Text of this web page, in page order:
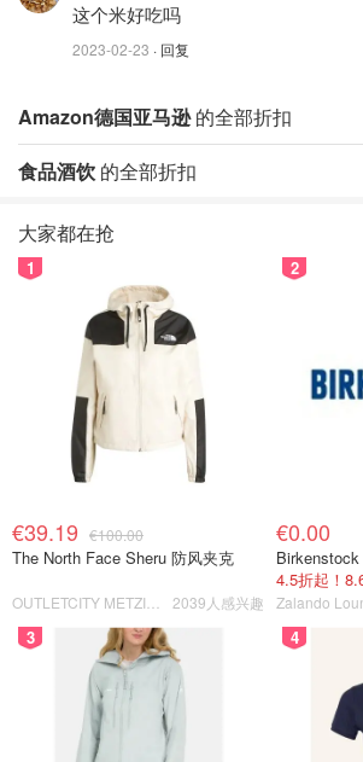
这个米好吃吗
2023-02-23 · 回复
Amazon德国亚马逊的全部折扣
食品酒饮 的全部折扣
大家都在抢
1
€39.19 €100.00
The North Face Sheru 防风夹克
2039人感兴趣
2
€0.00
4.5折起！
Zalando
3 4